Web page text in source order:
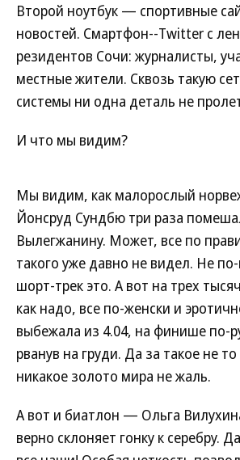
Второй ноутбук — спортивные
новостей. Смартфон--Twitter с
резидентов Сочи: журналисты,
местные жители. Сквозь такую
системы ни одна деталь не
И что мы видим?
Мы видим, как малорослый
Йонсруд Сундбю три раза
Вылегжанину. Может, все по
такого уже давно не видел. Не
шорт-трек это. А вот на трех
как надо, все по-женски и
выбежала из 4.04, на финише по-
рванув на груди. Да за такое не
никакое золото мира не жаль.
А вот и биатлон — Ольга
верно склоняет гонку к серебру.